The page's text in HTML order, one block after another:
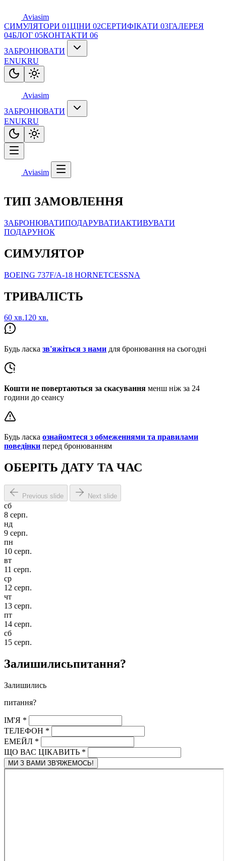
Aviasim
СИМУЛЯТОРИ 01ЦІНИ 02СЕРТИФІКАТИ 03ГАЛЕРЕЯ
04БЛОГ 05КОНТАКТИ 06
ЗАБРОНЮВАТИ
ENUKRU
Aviasim
ЗАБРОНЮВАТИ
ENUKRU
Aviasim
ТИП ЗАМОВЛЕННЯ
ЗАБРОНЮВАТИПОДАРУВАТИАКТИВУВАТИ
ПОДАРУНОК
СИМУЛЯТОР
BOEING 737F/A-18 HORNETCESSNA
ТРИВАЛІСТЬ
60 хв.120 хв.
Будь ласка зв'яжіться з нами для бронювання на сьогодні
Кошти не повертаються за скасування менш ніж за 24
години до сеансу
Будь ласка ознайомтеся з обмеженнями та правилами
поведінки перед бронюванням
ОБЕРІТЬ ДАТУ ТА ЧАС
Previous slide Next slide
сб
8 серп.
нд
9 серп.
пн
10 серп.
вт
11 серп.
ср
12 серп.
чт
13 серп.
пт
14 серп.
сб
15 серп.
Залишилисьпитання?
Залишились
питання?
ІМ'Я *
ТЕЛЕФОН *
ЕМЕЙЛ *
ЩО ВАС ЦІКАВИТЬ *
МИ З ВАМИ ЗВ'ЯЖЕМОСЬ!